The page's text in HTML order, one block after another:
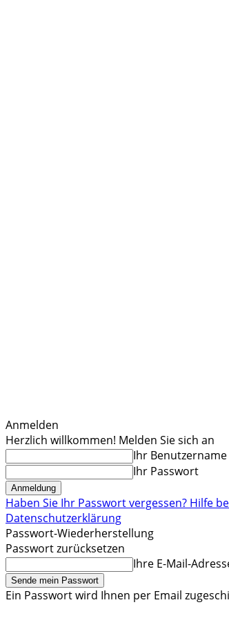
Anmelden
Herzlich willkommen! Melden Sie sich an
Ihr Benutzername
Ihr Passwort
Haben Sie Ihr Passwort vergessen? Hilfe
Datenschutzerklärung
Passwort-Wiederherstellung
Passwort zurücksetzen
Ihre E-Mail-
Ein Passwort wird Ihnen per Email